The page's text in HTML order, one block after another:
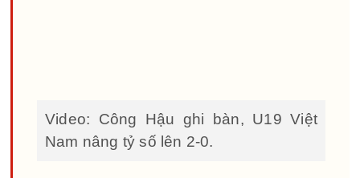
Video: Công Hậu ghi bàn, U19 Việt
Nam nâng tỷ số lên 2-0.